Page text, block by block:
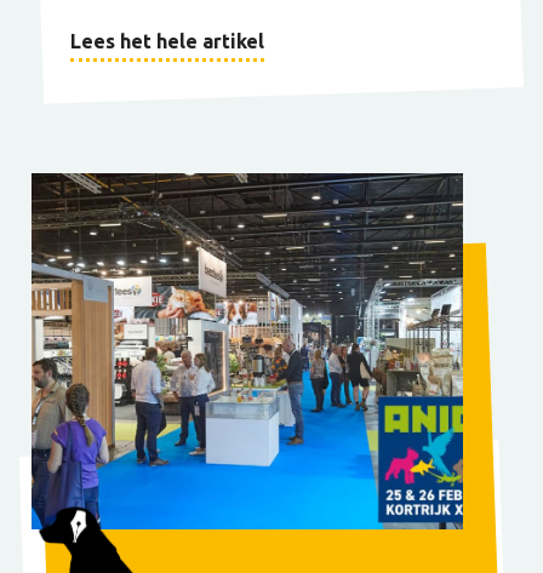
Lees het hele artikel